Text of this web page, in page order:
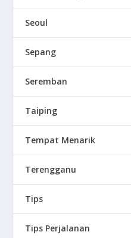
Seoul
Sepang
Seremban
Taiping
Tempat Menarik
Terengganu
Tips
Tips Perjalanan